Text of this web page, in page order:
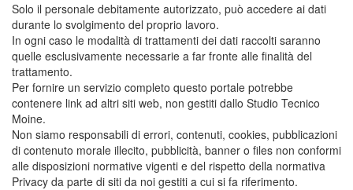
Solo il personale debitamente autorizzato, può accedere ai dati
durante lo svolgimento del proprio lavoro.
In ogni caso le modalità di trattamenti dei dati raccolti saranno
quelle esclusivamente necessarie a far fronte alle finalità del
trattamento.
Per fornire un servizio completo questo portale potrebbe
contenere link ad altri siti web, non gestiti dallo Studio Tecnico
Moine.
Non siamo responsabili di errori, contenuti, cookies, pubblicazioni
di contenuto morale illecito, pubblicità, banner o files non conformi
alle disposizioni normative vigenti e del rispetto della normativa
Privacy da parte di siti da noi gestiti a cui si fa riferimento.